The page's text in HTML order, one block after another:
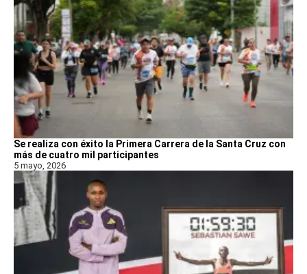
Se realiza con éxito la Primera Carrera de la Santa Cruz con
más de cuatro mil participantes
5 mayo, 2026